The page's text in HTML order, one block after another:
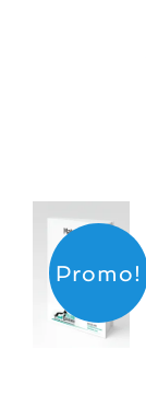
Promo!